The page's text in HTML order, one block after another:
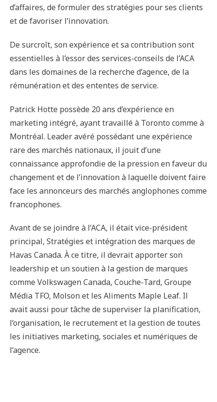
d’affaires, de formuler des stratégies pour ses clients
et de favoriser l’innovation.
De surcroît, son expérience et sa contribution sont
essentielles à l’essor des services-conseils de l’ACA
dans les domaines de la recherche d’agence, de la
rémunération et des ententes de service.
Patrick Hotte possède 20 ans d’expérience en
marketing intégré, ayant travaillé à Toronto comme à
Montréal. Leader avéré possédant une expérience
rare des marchés nationaux, il jouit d’une
connaissance approfondie de la pression en faveur du
changement et de l’innovation à laquelle doivent faire
face les annonceurs des marchés anglophones comme
francophones.
Avant de se joindre à l’ACA, il était vice-président
principal, Stratégies et intégration des marques de
Havas Canada. À ce titre, il devrait apporter son
leadership et un soutien à la gestion de marques
comme Volkswagen Canada, Couche-Tard, Groupe
Média TFO, Molson et les Aliments Maple Leaf. Il
avait aussi pour tâche de superviser la planification,
l’organisation, le recrutement et la gestion de toutes
les initiatives marketing, sociales et numériques de
l’agence.